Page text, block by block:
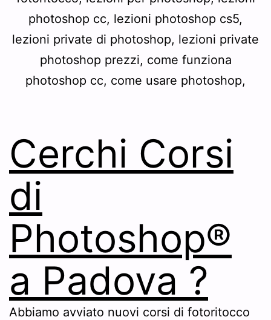
Cerchi Corsi
di
Photoshop®
a Padova ?
Abbiamo avviato nuovi corsi di fotoritocco